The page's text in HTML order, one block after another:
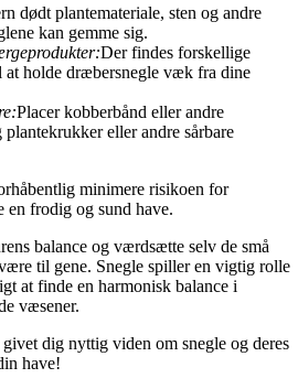
dødt plantemateriale, sten og andre
kan gemme sig.
Der findes forskellige
at holde dræbersnegle væk fra dine
Placer kobberbånd eller andre
eller andre sårbare
minimere risikoen for
en frodig og sund have.
balance og værdsætte selv de små
til gene. Snegle spiller en vigtig rolle
at finde en harmonisk balance i
væsener.
dig nyttig viden om snegle og deres
have!